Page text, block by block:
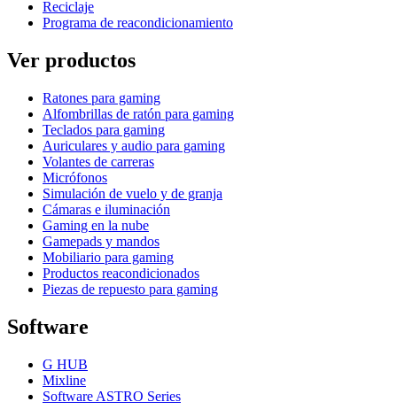
Reciclaje
Programa de reacondicionamiento
Ver productos
Ratones para gaming
Alfombrillas de ratón para gaming
Teclados para gaming
Auriculares y audio para gaming
Volantes de carreras
Micrófonos
Simulación de vuelo y de granja
Cámaras e iluminación
Gaming en la nube
Gamepads y mandos
Mobiliario para gaming
Productos reacondicionados
Piezas de repuesto para gaming
Software
G HUB
Mixline
Software ASTRO Series